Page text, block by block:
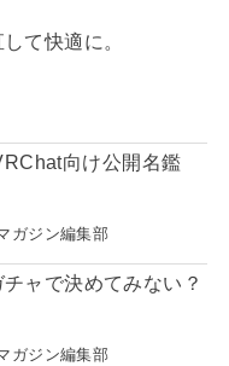
て快適に。
向け公開名鑑
ガジン編集部
ャで決めてみない？
ガジン編集部